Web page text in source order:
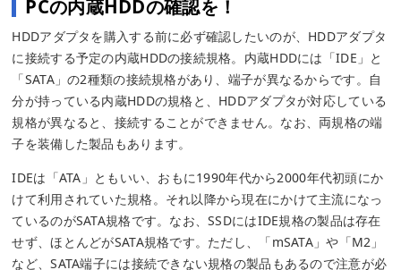
PCの内蔵HDDの確認を！
HDDアダプタを購入する前に必ず確認したいのが、HDDアダプタ
に接続する予定の内蔵HDDの接続規格。内蔵HDDには「IDE」と
「SATA」の2種類の接続規格があり、端子が異なるからです。自
分が持っている内蔵HDDの規格と、HDDアダプタが対応している
規格が異なると、接続することができません。なお、両規格の端
子を装備した製品もあります。
IDEは「ATA」ともいい、おもに1990年代から2000年代初頭にか
けて利用されていた規格。それ以降から現在にかけて主流になっ
ているのがSATA規格です。なお、SSDにはIDE規格の製品は存在
せず、ほとんどがSATA規格です。ただし、「mSATA」や「M2」
など、SATA端子には接続できない規格の製品もあるので注意が必